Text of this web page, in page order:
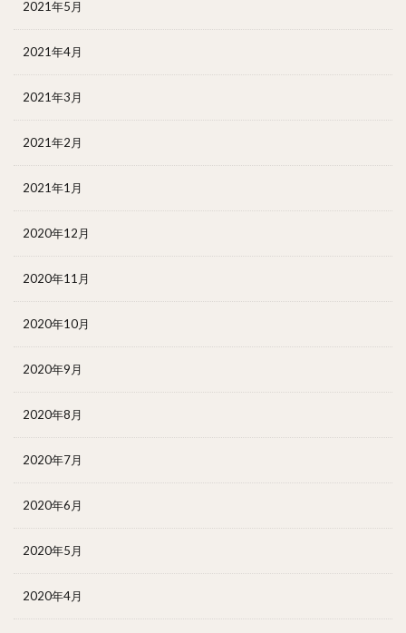
2021年5月
2021年4月
2021年3月
2021年2月
2021年1月
2020年12月
2020年11月
2020年10月
2020年9月
2020年8月
2020年7月
2020年6月
2020年5月
2020年4月